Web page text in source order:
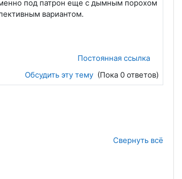
под патрон еще с дымным порохом
вариантом.
Постоянная ссылка
Обсудить эту тему (Пока 0 ответов)
Свернуть всё